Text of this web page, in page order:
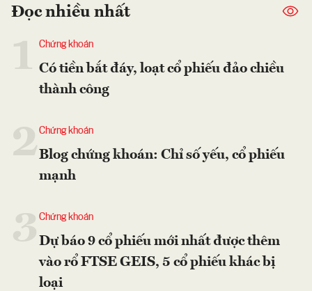
Đọc nhiều nhất
Chứng khoán
Có tiền bắt đáy, loạt cổ phiếu đảo chiều
thành công
2Chứng khoán
Blog chứng khoán: Chỉ số yếu, cổ phiếu
mạnh
Chứng khoán
Dự báo 9 cổ phiếu mới nhất được thêm
vào rổ FTSE GEIS, 5 cổ phiếu khác bị
loại